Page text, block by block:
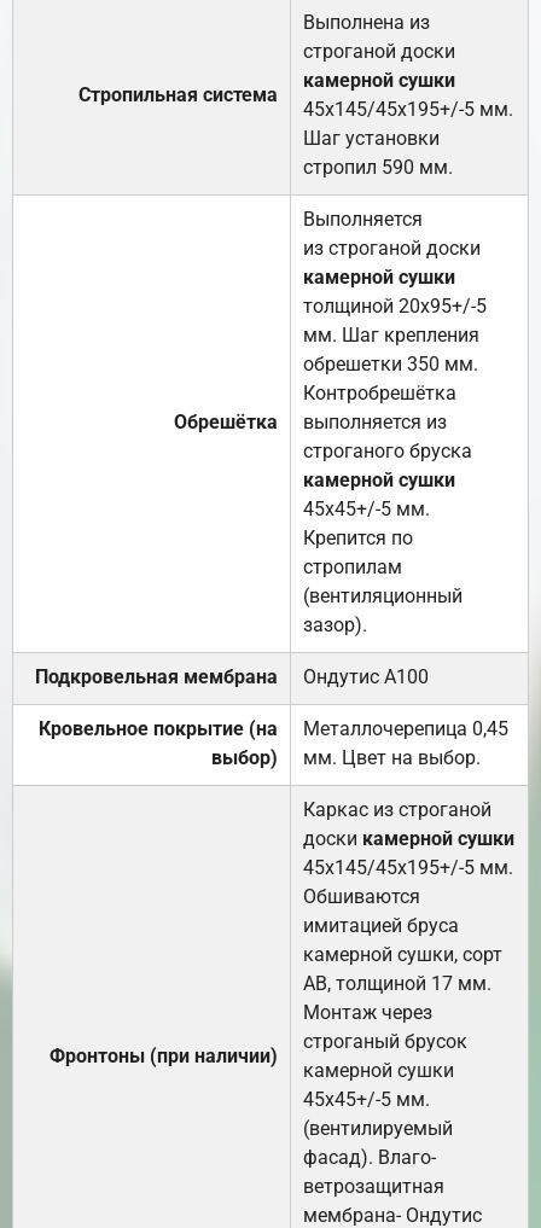
Стропильная система
Выполнена из
строганой доски
камерной сушки
45х145/45х195+/-5 мм.
Шаг установки
стропил 590 мм.
Обрешётка
Выполняется
из строганой доски
камерной сушки
толщиной 20х95+/-5
мм. Шаг крепления
обрешетки 350 мм.
Контробрешётка
выполняется из
строганого бруска
камерной сушки
45х45+/-5 мм.
Крепится по
стропилам
(вентиляционный
зазор).
Подкровельная мембрана Ондутис А100
Кровельное покрытие (на
выбор)
Металлочерепица 0,45
мм. Цвет на выбор.
Фронтоны (при наличии)
Каркас из строганой
доски камерной сушки
45х145/45х195+/-5 мм.
Обшиваются
имитацией бруса
камерной сушки, сорт
АВ, толщиной 17 мм.
Монтаж через
строганый брусок
камерной сушки
45х45+/-5 мм.
(вентилируемый
фасад). Влаго-
ветрозащитная
мембрана- Ондутис